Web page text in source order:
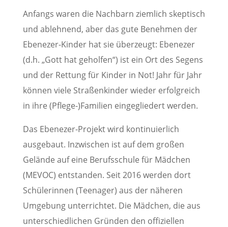
Anfangs waren die Nachbarn ziemlich skeptisch
und ablehnend, aber das gute Benehmen der
Ebenezer-Kinder hat sie überzeugt: Ebenezer
(d.h. „Gott hat geholfen“) ist ein Ort des Segens
und der Rettung für Kinder in Not! Jahr für Jahr
können viele Straßenkinder wieder erfolgreich
in ihre (Pflege-)Familien eingegliedert werden.
Das Ebenezer-Projekt wird kontinuierlich
ausgebaut. Inzwischen ist auf dem großen
Gelände auf eine Berufsschule für Mädchen
(MEVOC) entstanden. Seit 2016 werden dort
Schülerinnen (Teenager) aus der näheren
Umgebung unterrichtet. Die Mädchen, die aus
unterschiedlichen Gründen den offiziellen